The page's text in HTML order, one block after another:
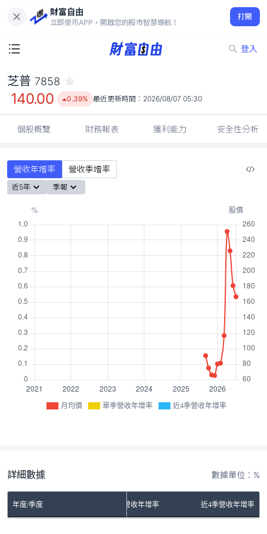
財富自由
立即使用APP，開啟您的股市智慧導航！
打開
登入
140.00
0.39%
芝普 7858
140.00 0.39% 最近更新時間： 2026/08/07 05:30
個股概覽 財務報表 獲利能力 安全性分析
營收年增率 營收季增率
近5年 季報
月均價 單季營收年增率 近4季營收年增率
詳細數據 數據單位：%
年度/季度 單季營收年增率 近4季營收年增率